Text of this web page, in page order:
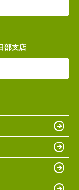
部支店